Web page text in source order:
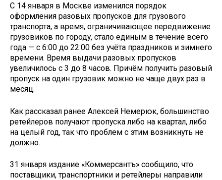
С 14 января в Москве изменился порядок
оформления разовых пропусков для грузового
транспорта, а время, ограничивающее передвижение
грузовиков по городу, стало единым в течение всего
года — с 6:00 до 22:00 без учёта праздников и зимнего
времени. Время выдачи разовых пропусков
увеличилось с 3 до 8 часов. Причём получить разовый
пропуск на один грузовик можно не чаще двух раз в
месяц.
Как рассказал ранее Алексей Немерюк, большинство
ретейлеров получают пропуска либо на квартал, либо
на целый год, так что проблем с этим возникнуть не
должно.
31 января издание «Коммерсантъ» сообщило, что
поставщики, транспортники и ретейлеры направили